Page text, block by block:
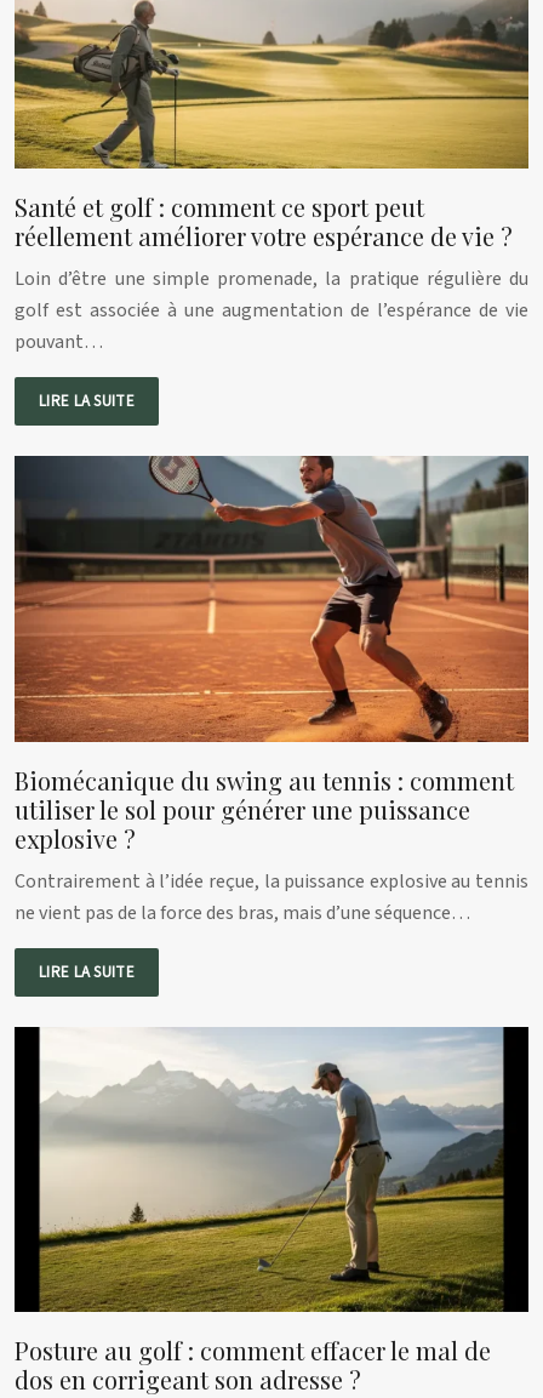
Santé et golf : comment ce sport peut
réellement améliorer votre espérance de vie ?
Loin d’être une simple promenade, la pratique régulière du
golf est associée à une augmentation de l’espérance de vie
pouvant…
LIRE LA SUITE
Biomécanique du swing au tennis : comment
utiliser le sol pour générer une puissance
explosive ?
Contrairement à l’idée reçue, la puissance explosive au tennis
ne vient pas de la force des bras, mais d’une séquence…
LIRE LA SUITE
Posture au golf : comment effacer le mal de
dos en corrigeant son adresse ?